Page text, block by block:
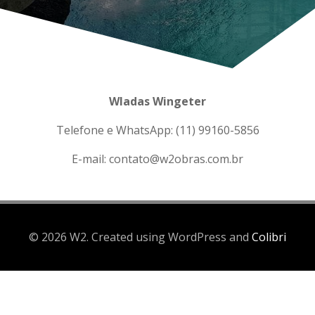
Wladas Wingeter
Telefone e WhatsApp: (11) 99160-5856
E-mail: contato@w2obras.com.br
© 2026 W2. Created using WordPress and Colibri